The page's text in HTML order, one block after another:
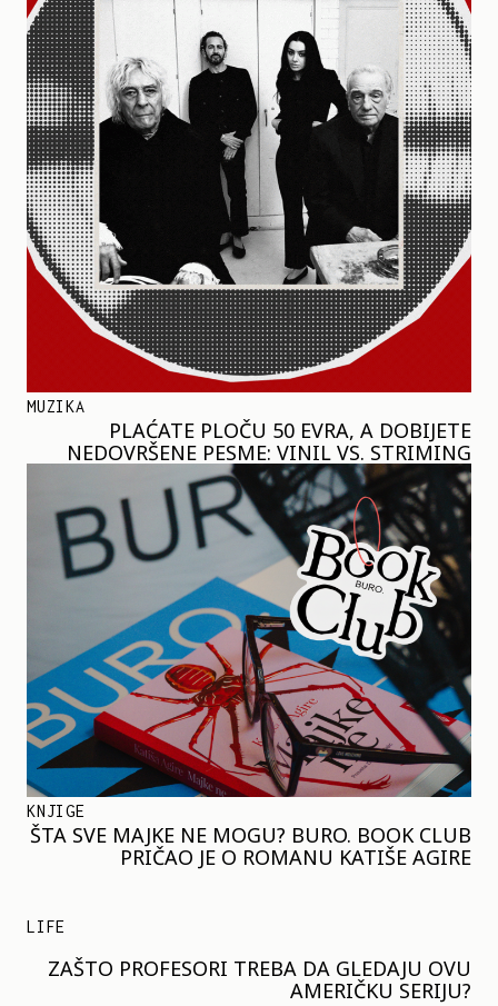
MUZIKA
PLAĆATE PLOČU 50 EVRA, A DOBIJETE
NEDOVRŠENE PESME: VINIL VS. STRIMING
KNJIGE
ŠTA SVE MAJKE NE MOGU? BURO. BOOK CLUB
PRIČAO JE O ROMANU KATIŠE AGIRE
LIFE
ZAŠTO PROFESORI TREBA DA GLEDAJU OVU
AMERIČKU SERIJU?